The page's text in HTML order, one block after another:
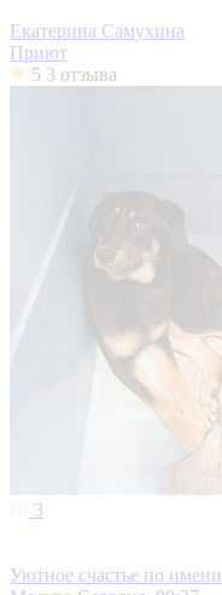
Екатерина Самухина
Приют
5 3 отзыва
3
Уютное счастье по